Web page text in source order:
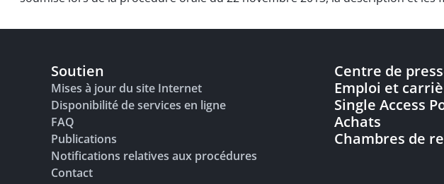
Soutien
Mises à jour du site Internet
Disponibilité de services en ligne
FAQ
Publications
Notifications relatives aux procédures
Contact
Centre de
Emploi et
Single Access
Achats
Chambres de